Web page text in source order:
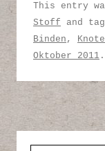
This entry
Stoff and
Binden ,
Oktober 2011 .